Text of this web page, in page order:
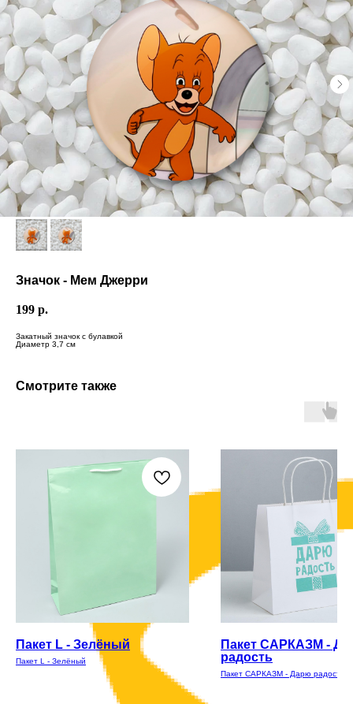
Значок - Мем Джерри
199 р.
Закатный значок с булавкой
Диаметр 3,7 см
Смотрите также
Пакет L - Зелёный
Пакет L - Зелёный
Пакет САРКАЗМ -
радость
Пакет САРКАЗМ - Дарю радость